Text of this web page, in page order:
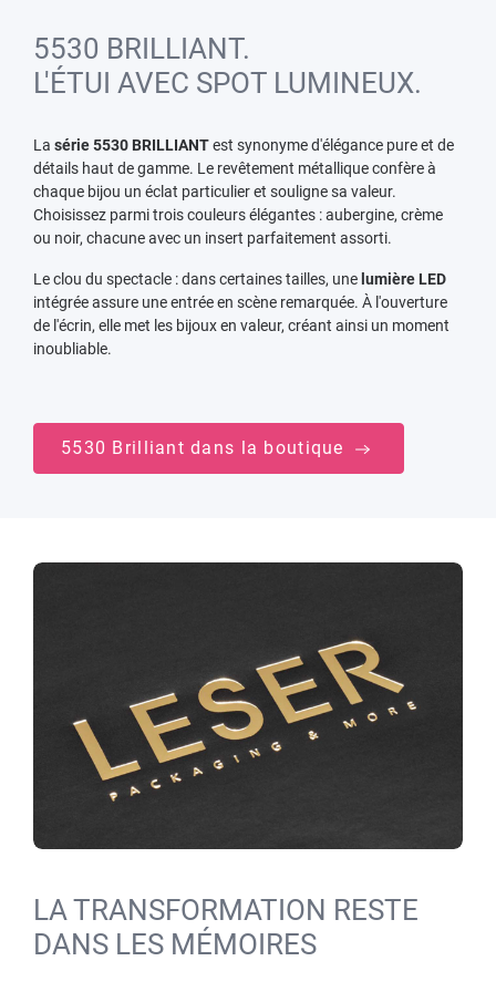
5530 BRILLIANT.
L'ÉTUI AVEC SPOT LUMINEUX.
La série 5530 BRILLIANTest synonyme d'élégance pure et de
détails haut de gamme. Le revêtement métallique confère à
chaque bijou un éclat particulier et souligne sa valeur.
Choisissez parmi trois couleurs élégantes : aubergine, crème
ou noir, chacune avec un insert parfaitement assorti.
Le clou du spectacle : dans certaines tailles, une lumière LED
intégrée assure une entrée en scène remarquée. À l'ouverture
de l'écrin, elle met les bijoux en valeur, créant ainsi un moment
inoubliable.
5530 Brilliant dans la boutique
LA TRANSFORMATION RESTE
DANS LES MÉMOIRES